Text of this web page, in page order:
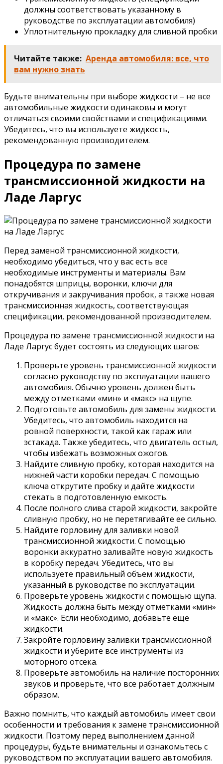
должны соответствовать указанному в
руководстве по эксплуатации автомобиля)
Уплотнительную прокладку для сливной пробки
Читайте также: Аренда автомобиля: все, что
вам нужно знать
Будьте внимательны при выборе жидкости – не все
автомобильные жидкости одинаковы и могут
отличаться своими свойствами и спецификациями.
Убедитесь, что вы используете жидкость,
рекомендованную производителем.
Процедура по замене
трансмиссионной жидкости на
Ладе Ларгус
Перед заменой трансмиссионной жидкости,
необходимо убедиться, что у вас есть все
необходимые инструменты и материалы. Вам
понадобятся шприцы, воронки, ключи для
откручивания и закручивания пробок, а также новая
трансмиссионная жидкость, соответствующая
спецификации, рекомендованной производителем.
Процедура по замене трансмиссионной жидкости на
Ладе Ларгус будет состоять из следующих шагов:
Проверьте уровень трансмиссионной жидкости
согласно руководству по эксплуатации вашего
автомобиля. Обычно уровень должен быть
между отметками «мин» и «макс» на щупе.
Подготовьте автомобиль для замены жидкости.
Убедитесь, что автомобиль находится на
ровной поверхности, такой как гараж или
эстакада. Также убедитесь, что двигатель остыл,
чтобы избежать возможных ожогов.
Найдите сливную пробку, которая находится на
нижней части коробки передач. С помощью
ключа открутите пробку и дайте жидкости
стекать в подготовленную емкость.
После полного слива старой жидкости, закройте
сливную пробку, но не перетягивайте ее сильно.
Найдите горловину для заливки новой
трансмиссионной жидкости. С помощью
воронки аккуратно заливайте новую жидкость
в коробку передач. Убедитесь, что вы
используете правильный объем жидкости,
указанный в руководстве по эксплуатации.
Проверьте уровень жидкости с помощью щупа.
Жидкость должна быть между отметками «мин»
и «макс». Если необходимо, добавьте еще
жидкости.
Закройте горловину заливки трансмиссионной
жидкости и уберите все инструменты из
моторного отсека.
Проверьте автомобиль на наличие посторонних
звуков и проверьте, что все работает должным
образом.
Важно помнить, что каждый автомобиль имеет свои
особенности и требования к замене трансмиссионной
жидкости. Поэтому перед выполнением данной
процедуры, будьте внимательны и ознакомьтесь с
руководством по эксплуатации вашего автомобиля.